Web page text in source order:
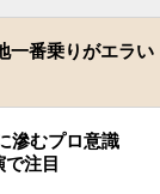
一番乗りがエラい
滲むプロ意識
注目